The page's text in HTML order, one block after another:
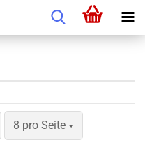
8 pro Seite